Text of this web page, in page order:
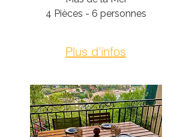
4 Pièces - 6 personnes
Plus d'infos